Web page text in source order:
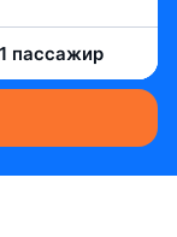
1 пассажир